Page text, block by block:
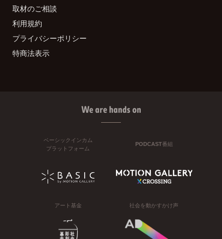
取材のご相談
利用規約
プライバシーポリシー
特商法表示
We are hands on
ベーシックインカム
プラットフォーム
PODCAST番組
アート基金 社会を動かすかけ声